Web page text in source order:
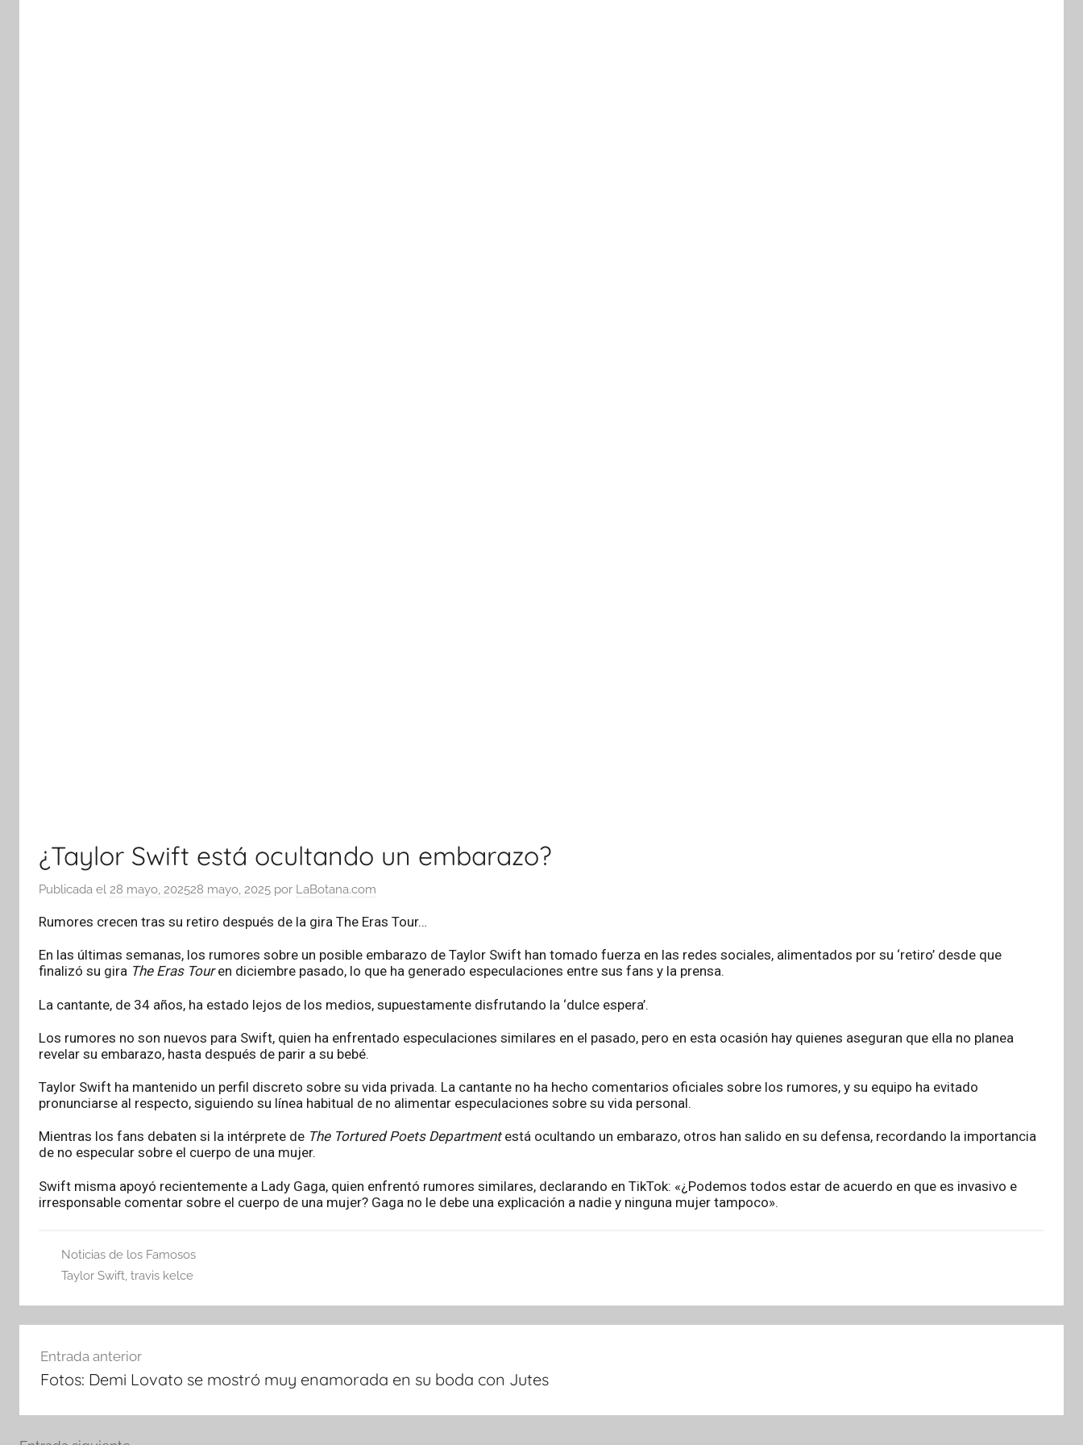
¿Taylor Swift está ocultando un embarazo?
Publicada el 28 mayo, 202528 mayo, 2025 por LaBotana.com
Rumores crecen tras su retiro después de la gira The Eras Tour…
En las últimas semanas, los rumores sobre un posible embarazo de Taylor Swift han tomado fuerza en las redes sociales, alimentados por su ‘retiro’ desde que
finalizó su gira The Eras Touren diciembre pasado, lo que ha generado especulaciones entre sus fans y la prensa.
La cantante, de 34 años, ha estado lejos de los medios, supuestamente disfrutando la ‘dulce espera’.
Los rumores no son nuevos para Swift, quien ha enfrentado especulaciones similares en el pasado, pero en esta ocasión hay quienes aseguran que ella no planea
revelar su embarazo, hasta después de parir a su bebé.
Taylor Swift ha mantenido un perfil discreto sobre su vida privada. La cantante no ha hecho comentarios oficiales sobre los rumores, y su equipo ha evitado
pronunciarse al respecto, siguiendo su línea habitual de no alimentar especulaciones sobre su vida personal.
Mientras los fans debaten si la intérprete de The Tortured Poets Departmentestá ocultando un embarazo, otros han salido en su defensa, recordando la importancia
de no especular sobre el cuerpo de una mujer.
Swift misma apoyó recientemente a Lady Gaga, quien enfrentó rumores similares, declarando en TikTok: «¿Podemos todos estar de acuerdo en que es invasivo e
irresponsable comentar sobre el cuerpo de una mujer? Gaga no le debe una explicación a nadie y ninguna mujer tampoco».
Noticias de los Famosos
Taylor Swift, travis kelce
deEntrada anterior
Fotos: Demi Lovato se mostró muy enamorada en su boda con Jutes